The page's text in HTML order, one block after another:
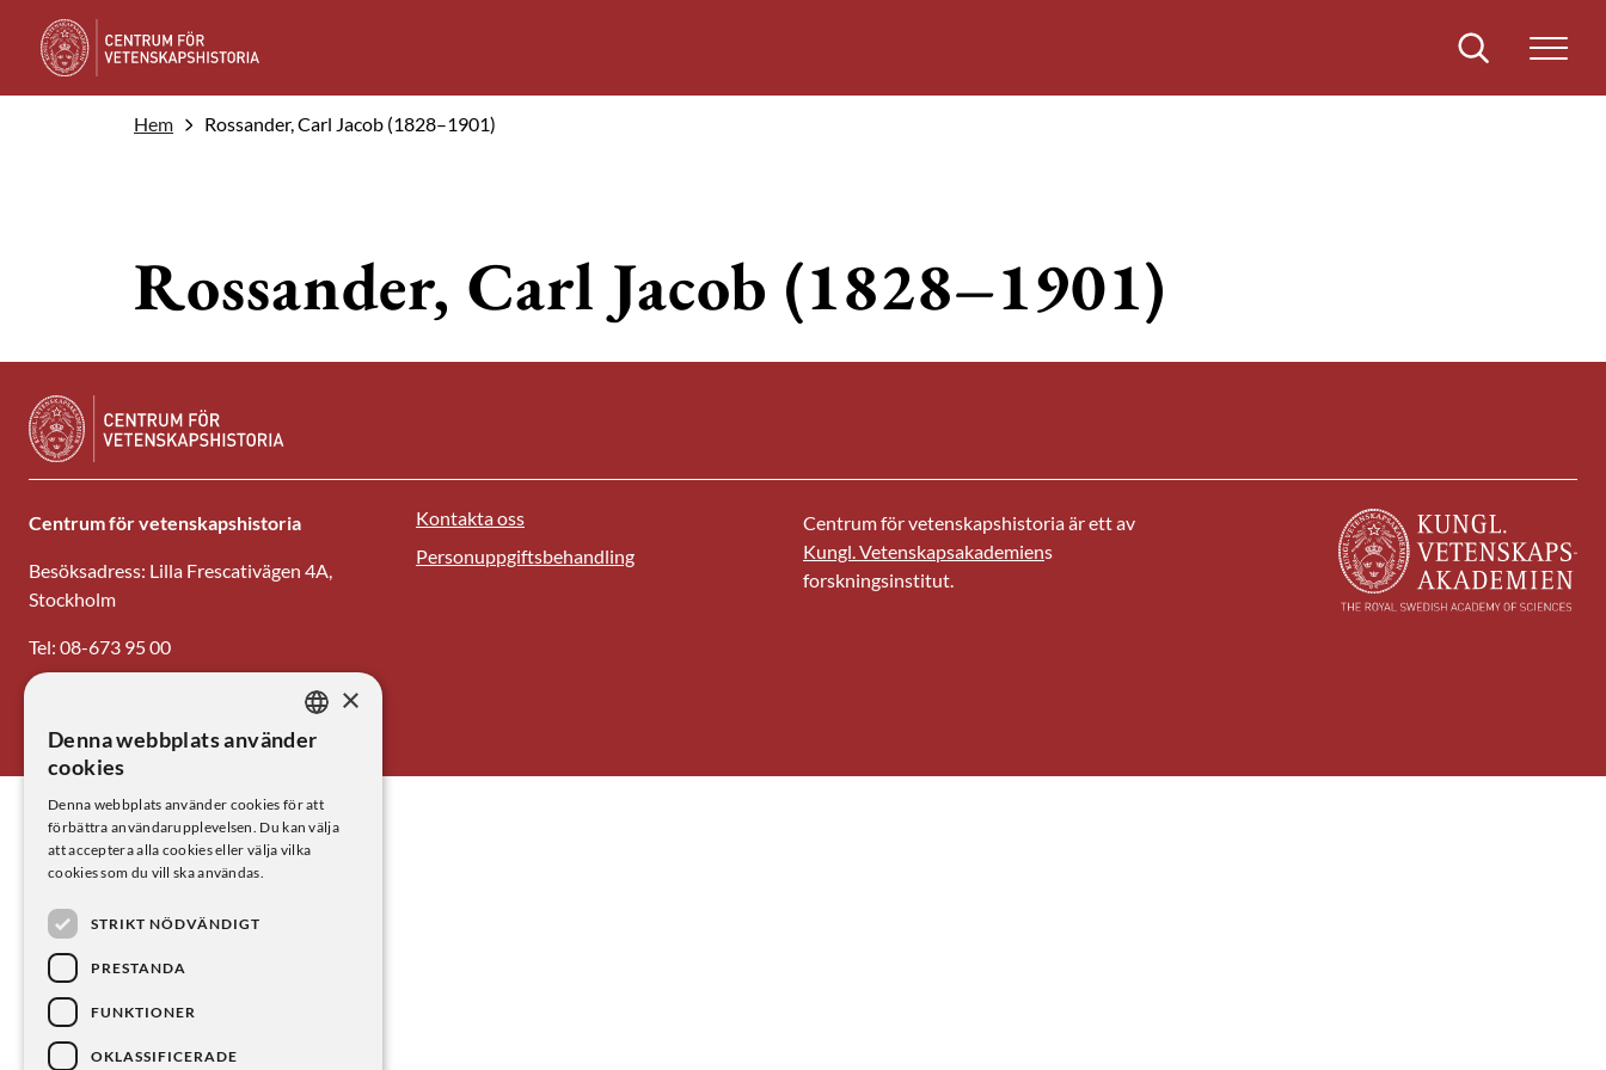
Sök
Hem Rossander, Carl Jacob (1828–1901)
Rossander, Carl Jacob (1828–1901)
Centrum för vetenskapshistoria
Besöksadress: Lilla Frescativägen 4A,
Stockholm
Tel: 08-673 95 00
Kontakta oss
Personuppgiftsbehandling
Centrum för vetenskapshistoria är ett av
Kungl. Vetenskapsakademiens
forskningsinstitut.
SWEDISH
×
Denna webbplats använder
cookies
Denna webbplats använder cookies för att
förbättra användarupplevelsen. Du kan välja
att acceptera alla cookies eller välja vilka
cookies som du vill ska användas.
STRIKT NÖDVÄNDIGT
PRESTANDA
FUNKTIONER
OKLASSIFICERADE